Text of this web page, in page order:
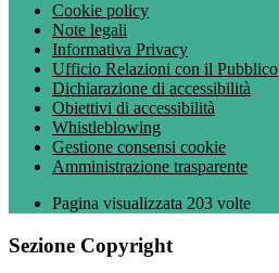
Cookie policy
Note legali
Informativa Privacy
Ufficio Relazioni con il Pubblico
Dichiarazione di accessibilità
Obiettivi di accessibilità
Whistleblowing
Gestione consensi cookie
Amministrazione trasparente
Pagina visualizzata 203 volte
Sezione Copyright